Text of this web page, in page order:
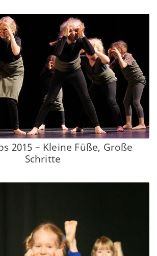
2015 – Kleine Füße, Große
Schritte